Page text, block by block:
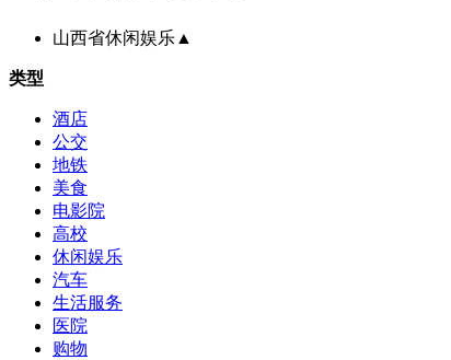
山西省休闲娱乐 ▲
类型
酒店
公交
地铁
美食
电影院
高校
休闲娱乐
汽车
生活服务
医院
购物